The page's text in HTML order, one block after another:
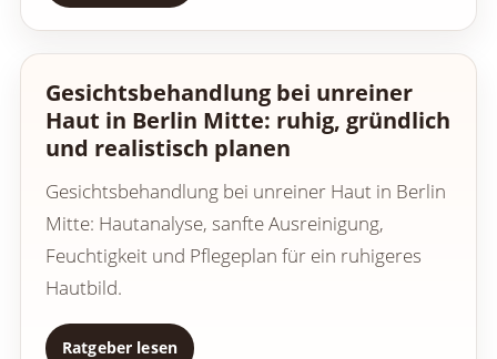
Gesichtsbehandlung bei unreiner
Haut in Berlin Mitte: ruhig, gründlich
und realistisch planen
Gesichtsbehandlung bei unreiner Haut in Berlin
Mitte: Hautanalyse, sanfte Ausreinigung,
Feuchtigkeit und Pflegeplan für ein ruhigeres
Hautbild.
Ratgeber lesen